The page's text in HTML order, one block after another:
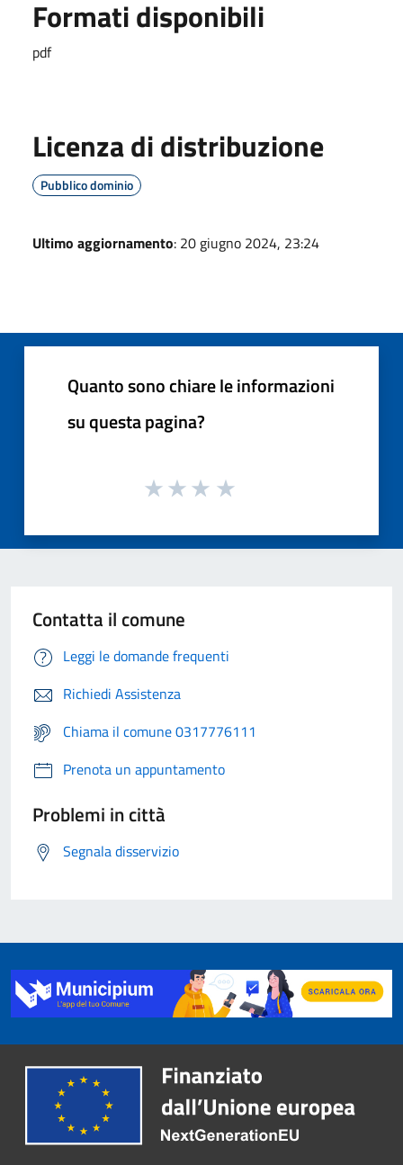
Formati disponibili
pdf
Licenza di distribuzione
Pubblico dominio
Ultimo aggiornamento: 20 giugno 2024, 23:24
Quanto sono chiare le informazioni
su questa pagina?
Contatta il comune
Leggi le domande frequenti
Richiedi Assistenza
Chiama il comune 0317776111
Prenota un appuntamento
Problemi in città
Segnala disservizio